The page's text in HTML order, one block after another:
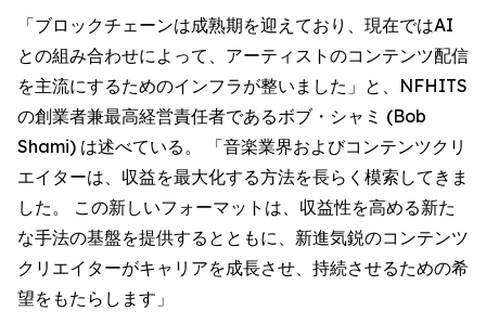
「ブロックチェーンは成熟期を迎えており、現在ではAI
との組み合わせによって、アーティストのコンテンツ配信
を主流にするためのインフラが整いました」と、NFHITS
の創業者兼最高経営責任者であるボブ・シャミ (Bob
Shami) は述べている。 「音楽業界およびコンテンツクリ
エイターは、収益を最大化する方法を長らく模索してきま
した。 この新しいフォーマットは、収益性を高める新た
な手法の基盤を提供するとともに、新進気鋭のコンテンツ
クリエイターがキャリアを成長させ、持続させるための希
望をもたらします」